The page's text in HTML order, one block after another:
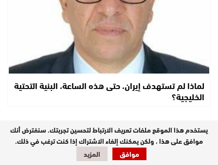
لماذا لم تستهدف إيران، حتى هذه الساعة، البنية التحتية
الخليجية؟
مستجدات
يستخدم هذا الموقع ملفات تعريف الارتباط لتحسين تجربتك. سنفترض أنك
موافق على هذا ، ولكن يمكنك إلغاء الاشتراك إذا كنت ترغب في ذلك.
موافق
المزيد